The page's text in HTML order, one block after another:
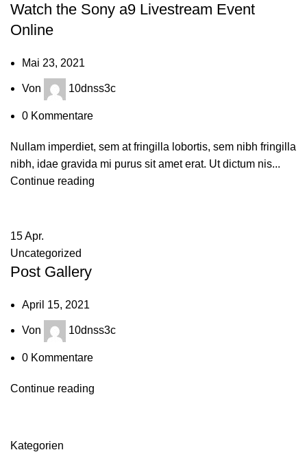
Watch the Sony a9 Livestream Event
Online
Mai 23, 2021
Von 10dnss3c
0 Kommentare
Nullam imperdiet, sem at fringilla lobortis, sem nibh fringilla
nibh, idae gravida mi purus sit amet erat. Ut dictum nis...
Continue reading
15Apr.
Uncategorized
Post Gallery
April 15, 2021
Von 10dnss3c
0 Kommentare
Continue reading
Kategorien